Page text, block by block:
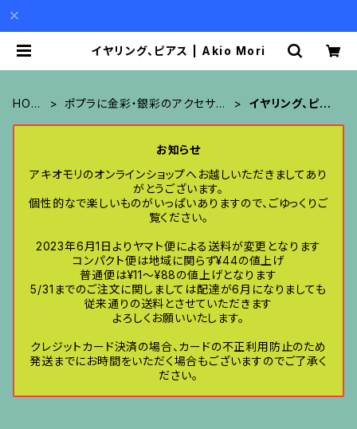
イヤリング、ピアス | Akio Mori
HOM
ポプラに金彩・銀彩のアクセサリ
イヤリング、ピア
お知らせ
アキオモリのオンラインショップへお越しいただきましてあり
がとうございます。
個性的なで楽しいものがいっぱいありますので、ごゆっくりご
覧ください。
2023年6月1日よりヤマト便による送料が変更となります
コンパクト便は地域に関らず¥44の値上げ
普通便は¥11〜¥88の値上げとなります
5/31までのご注文に関しましては配達が6月になりましても
従来通りの送料とさせていただきます
よろしくお願いいたします。
クレジットカード決済の場合、カードの不正利用防止のため
発送までにお時間をいただく場合もございますのでご了承く
ださい。